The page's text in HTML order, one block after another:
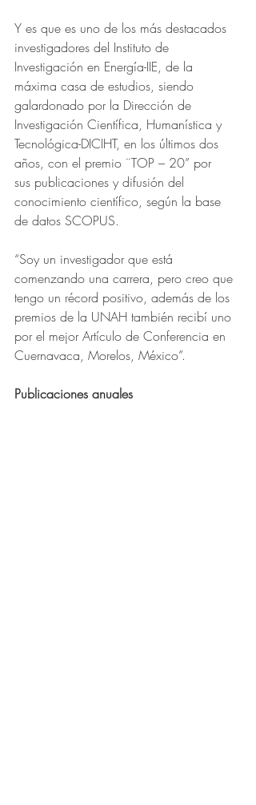
Y es que es uno de los más destacados
investigadores del Instituto de
Investigación en Energía-IIE, de la
máxima casa de estudios, siendo
galardonado por la Dirección de
Investigación Científica, Humanística y
Tecnológica-DICIHT, en los últimos dos
años, con el premio ¨TOP – 20” por
sus publicaciones y difusión del
conocimiento científico, según la base
de datos SCOPUS.
“Soy un investigador que está
comenzando una carrera, pero creo que
tengo un récord positivo, además de los
premios de la UNAH también recibí uno
por el mejor Artículo de Conferencia en
Cuernavaca, Morelos, México”.
Publicaciones anuales